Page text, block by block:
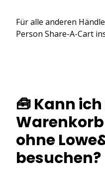
Für alle anderen
Person Share-A-Cart
🧰 Kann
ohne
besuchen?